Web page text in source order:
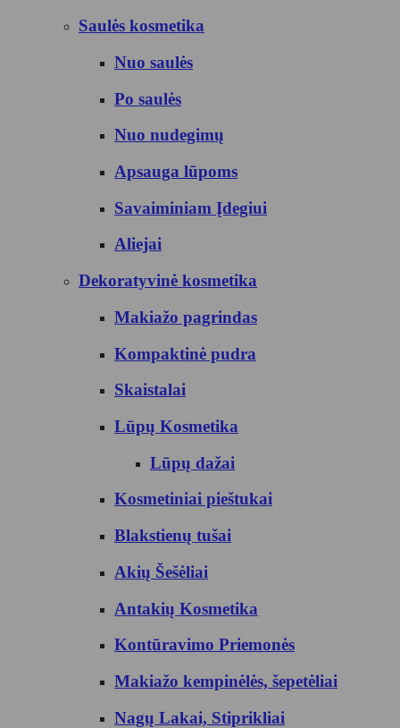
Saulės kosmetika
Nuo saulės
Po saulės
Nuo nudegimų
Apsauga lūpoms
Savaiminiam Įdegiui
Aliejai
Dekoratyvinė kosmetika
Makiažo pagrindas
Kompaktinė pudra
Skaistalai
Lūpų Kosmetika
Lūpų dažai
Kosmetiniai pieštukai
Blakstienų tušai
Akių Šešėliai
Antakių Kosmetika
Kontūravimo Priemonės
Makiažo kempinėlės, šepetėliai
Nagų Lakai, Stiprikliai